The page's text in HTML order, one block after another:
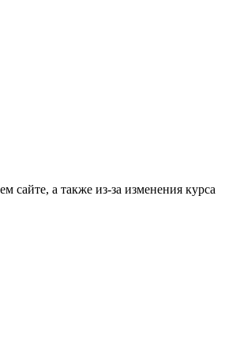
сайте, а также из-за изменения курса